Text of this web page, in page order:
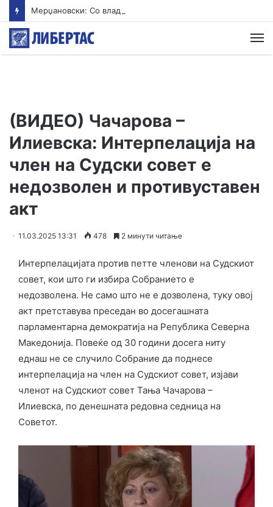
(ВИДЕО) Чачарова –
Илиевска: Интерпелација на
член на Судски совет е
недозволен и противуставен
акт
11.03.2025 13:31 478 2 минути читање
Интерпелацијата против петте членови на Судскиот
совет, кои што ги избира Собранието е
недозволена. Не само што не е дозволена, туку овој
акт претставува преседан во досегашната
парламентарна демократија на Република Северна
Македонија. Повеќе од 30 години досега ниту
еднаш не се случило Собрание да поднесе
интерпелација на член на Судскиот совет, изјави
членот на Судскиот совет Тања Чачарова –
Илиевска, по денешната редовна седница на
Советот.